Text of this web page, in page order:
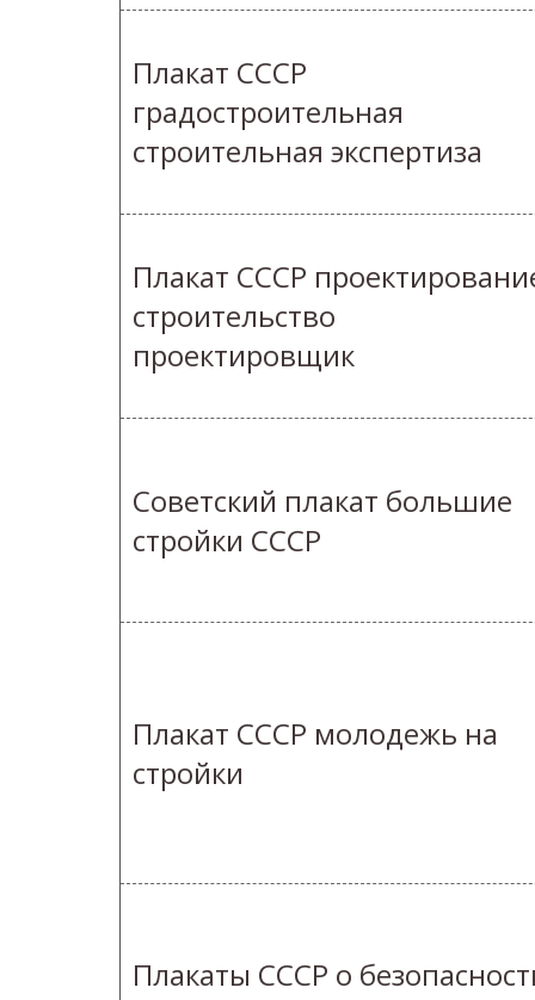
Плакат СССР
градостроительная
строительная экспертиза
Плакат СССР
строительство
проектировщик
Советский плакат большие
стройки СССР
Плакат СССР молодежь на
стройки
Плакаты СССР о